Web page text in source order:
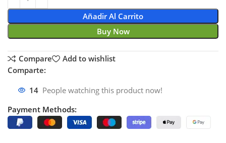
Añadir Al Carrito
Buy Now
Compare
Add to wishlist
Comparte:
14 People watching this product now!
Payment Methods: